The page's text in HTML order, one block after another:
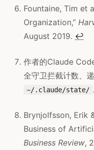
Fountaine, Tim et
Organization,”
August 2019. ↩
作者的Claude
全守卫拦截计数、
~/.claude/state/
Brynjolfsson, Erik
Business of
Business Review,